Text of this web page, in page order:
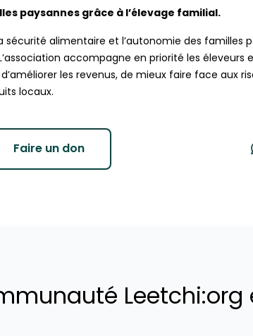
paysannes grâce à l’élevage familial.
sécurité alimentaire et l’autonomie des familles
accompagne en priorité les
les revenus, de mieux faire face aux
locaux.
Faire un don
Leetchi:org